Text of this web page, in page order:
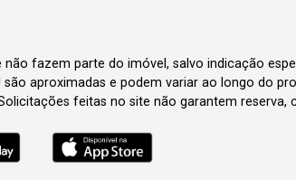
fazem parte do imóvel, salvo indicação
aproximadas e podem variar ao longo do
feitas no site não garantem reserva,